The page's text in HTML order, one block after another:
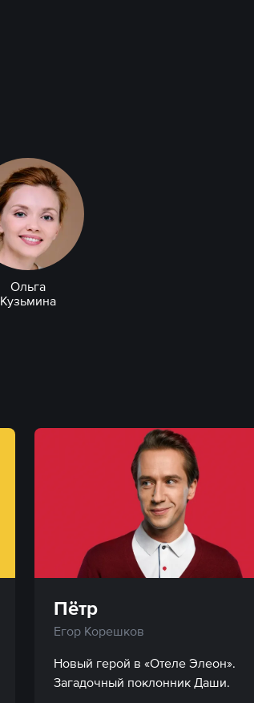
Ольга
Кузьмина
Пётр
Егор Корешков
Новый герой в «Отеле Элеон».